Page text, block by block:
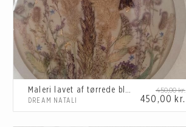
Maleri lavet af tørrede blomster og epoxyharpiks 450,00 kr.
450,00 kr.
DREAM NATALI